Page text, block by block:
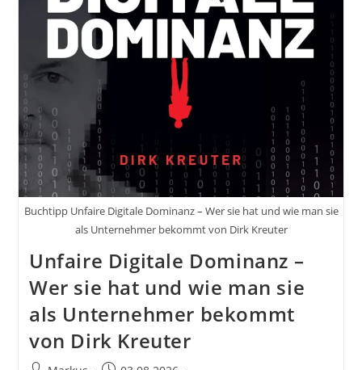
Buchtipp Unfaire Digitale Dominanz – Wer sie hat und wie man sie
als Unternehmer bekommt von Dirk Kreuter
Unfaire Digitale Dominanz –
Wer sie hat und wie man sie
als Unternehmer bekommt
von Dirk Kreuter